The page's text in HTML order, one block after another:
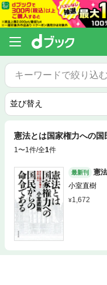
憲法とは国家権力への国
1〜1件/全1件
最新刊
憲
小室直樹
1,672